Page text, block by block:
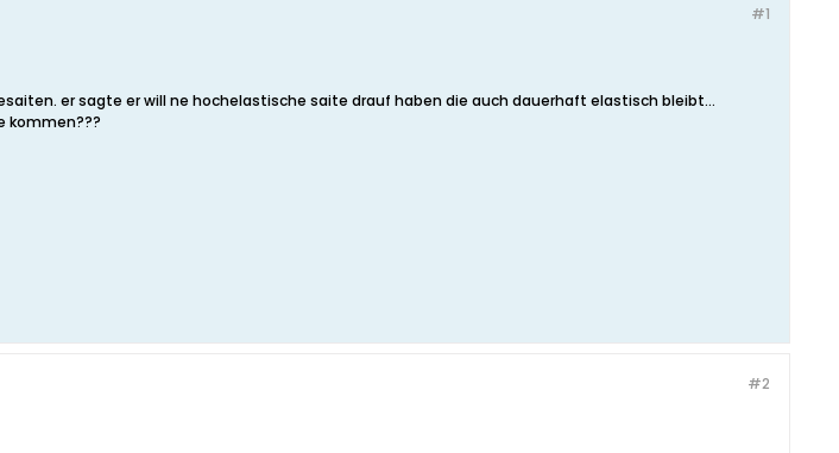
#1
er sagte er will ne hochelastische saite drauf haben die auch dauerhaft elastisch bleibt...
kommen???
#2